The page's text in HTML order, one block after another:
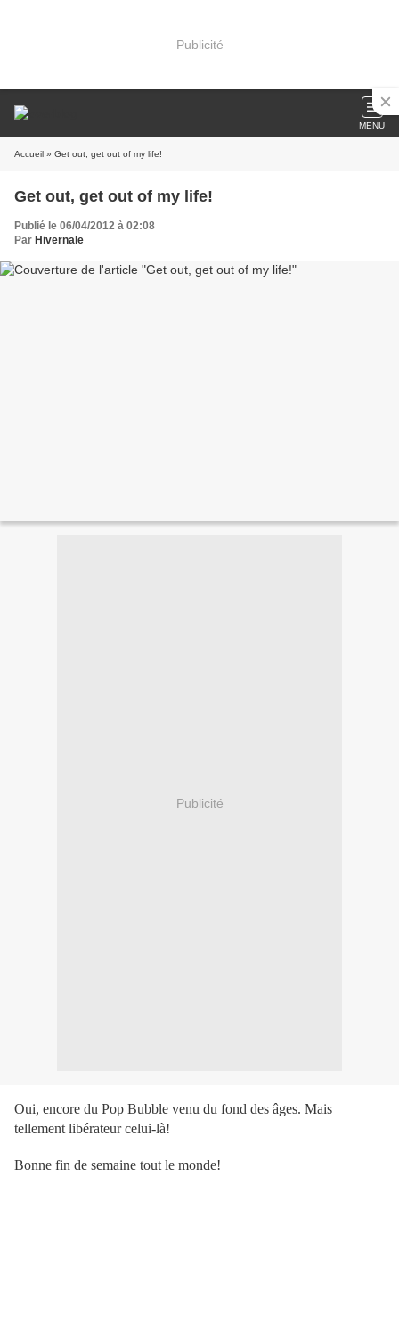
Publicité
MENU
Accueil » Get out, get out of my life!
Get out, get out of my life!
Publié le 06/04/2012 à 02:08
Par Hivernale
Publicité
Oui, encore du Pop Bubble venu du fond des âges. Mais
tellement libérateur celui-là!
Bonne fin de semaine tout le monde!